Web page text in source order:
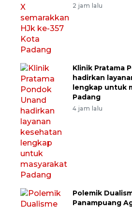
2 jam lalu
Klinik Pratama
hadirkan
lengkap untuk
Padang
4 jam lalu
Polemik
Panampuang